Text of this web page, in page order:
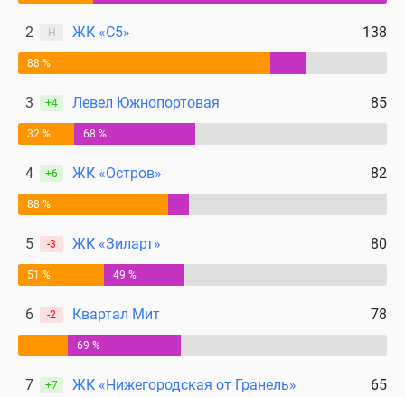
2 Н ЖК «С5» 138
88 %
3 +4 Левел Южнопортовая 85
32 % 68 %
4 +6 ЖК «Остров» 82
88 %
5 -3 ЖК «Зиларт» 80
51 % 49 %
6 -2 Квартал Мит 78
69 %
7 +7 ЖК «Нижегородская от Гранель» 65